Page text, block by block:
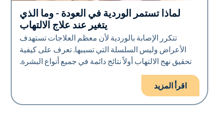
صحة الجلد
لماذا تستمر الوردية في العودة - وما الذي
يتغير عند علاج الالتهاب
تتكرر الإصابة بالوردية لأن معظم العلاجات تستهدف
الأعراض وليس السلسلة التي تسببها. تعرف على كيفية
تحقيق نهج الالتهاب أولاً نتائج دائمة في جميع أنواع البشرة.
اقرأ المزيد